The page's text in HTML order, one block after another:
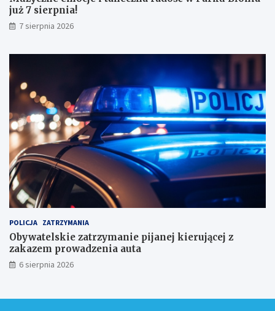
w
y
k
a
m
już 7 sierpnia!
7 sierpnia 2026
POLICJA ZATRZYMANIA
Obywatelskie zatrzymanie pijanej kierującej z
zakazem prowadzenia auta
6 sierpnia 2026